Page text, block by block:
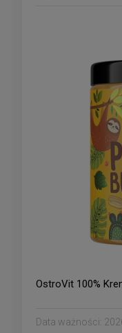
OstroVit 100%
Data ważności: